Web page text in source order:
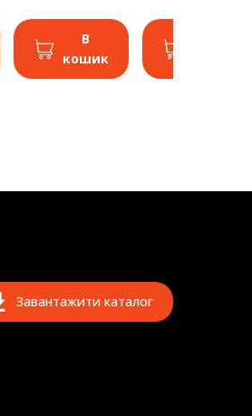
В
кошик
Завантажити каталог